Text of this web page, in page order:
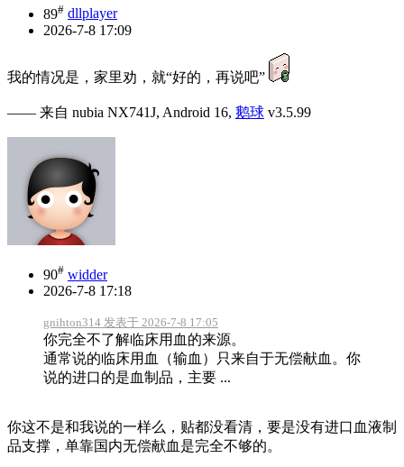
89# dllplayer
2026-7-8 17:09
我的情况是，家里劝，就“好的，再说吧”
—— 来自 nubia NX741J, Android 16, 鹅球 v3.5.99
90# widder
2026-7-8 17:18
gnihton314 发表于 2026-7-8 17:05
你完全不了解临床用血的来源。
通常说的临床用血（输血）只来自于无偿献血。你
说的进口的是血制品，主要 ...
你这不是和我说的一样么，贴都没看清，要是没有进口血液制
品支撑，单靠国内无偿献血是完全不够的。